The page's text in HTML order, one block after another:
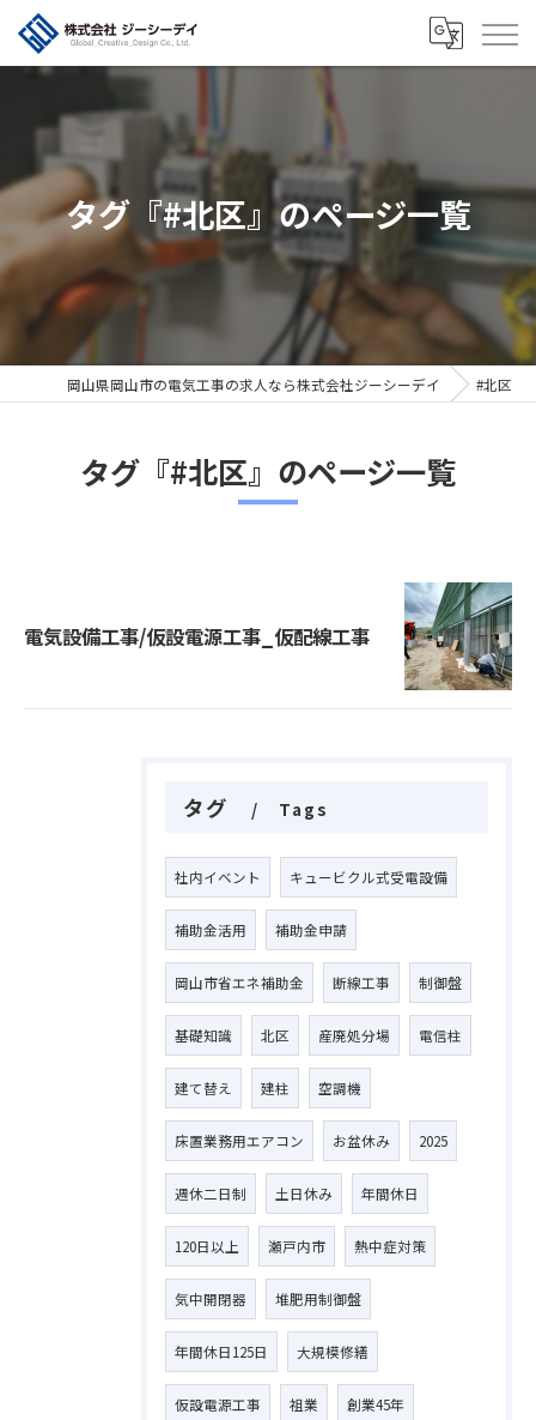
タグ『#北区』のページ一覧
岡山県岡山市の電気工事の求人なら株式会社ジーシーデイ #北区
タグ『#北区』のページ一覧
電気設備工事/仮設電源工事_仮配線工事
タグ Tags
社内イベント キュービクル式受電設備
補助金活用 補助金申請
岡山市省エネ補助金 断線工事 制御盤
基礎知識 北区 産廃処分場 電信柱
建て替え 建柱 空調機
床置業務用エアコン お盆休み 2025
週休二日制 土日休み 年間休日
120日以上 瀬戸内市 熱中症対策
気中開閉器 堆肥用制御盤
年間休日125日 大規模修繕
仮設電源工事 祖業 創業45年